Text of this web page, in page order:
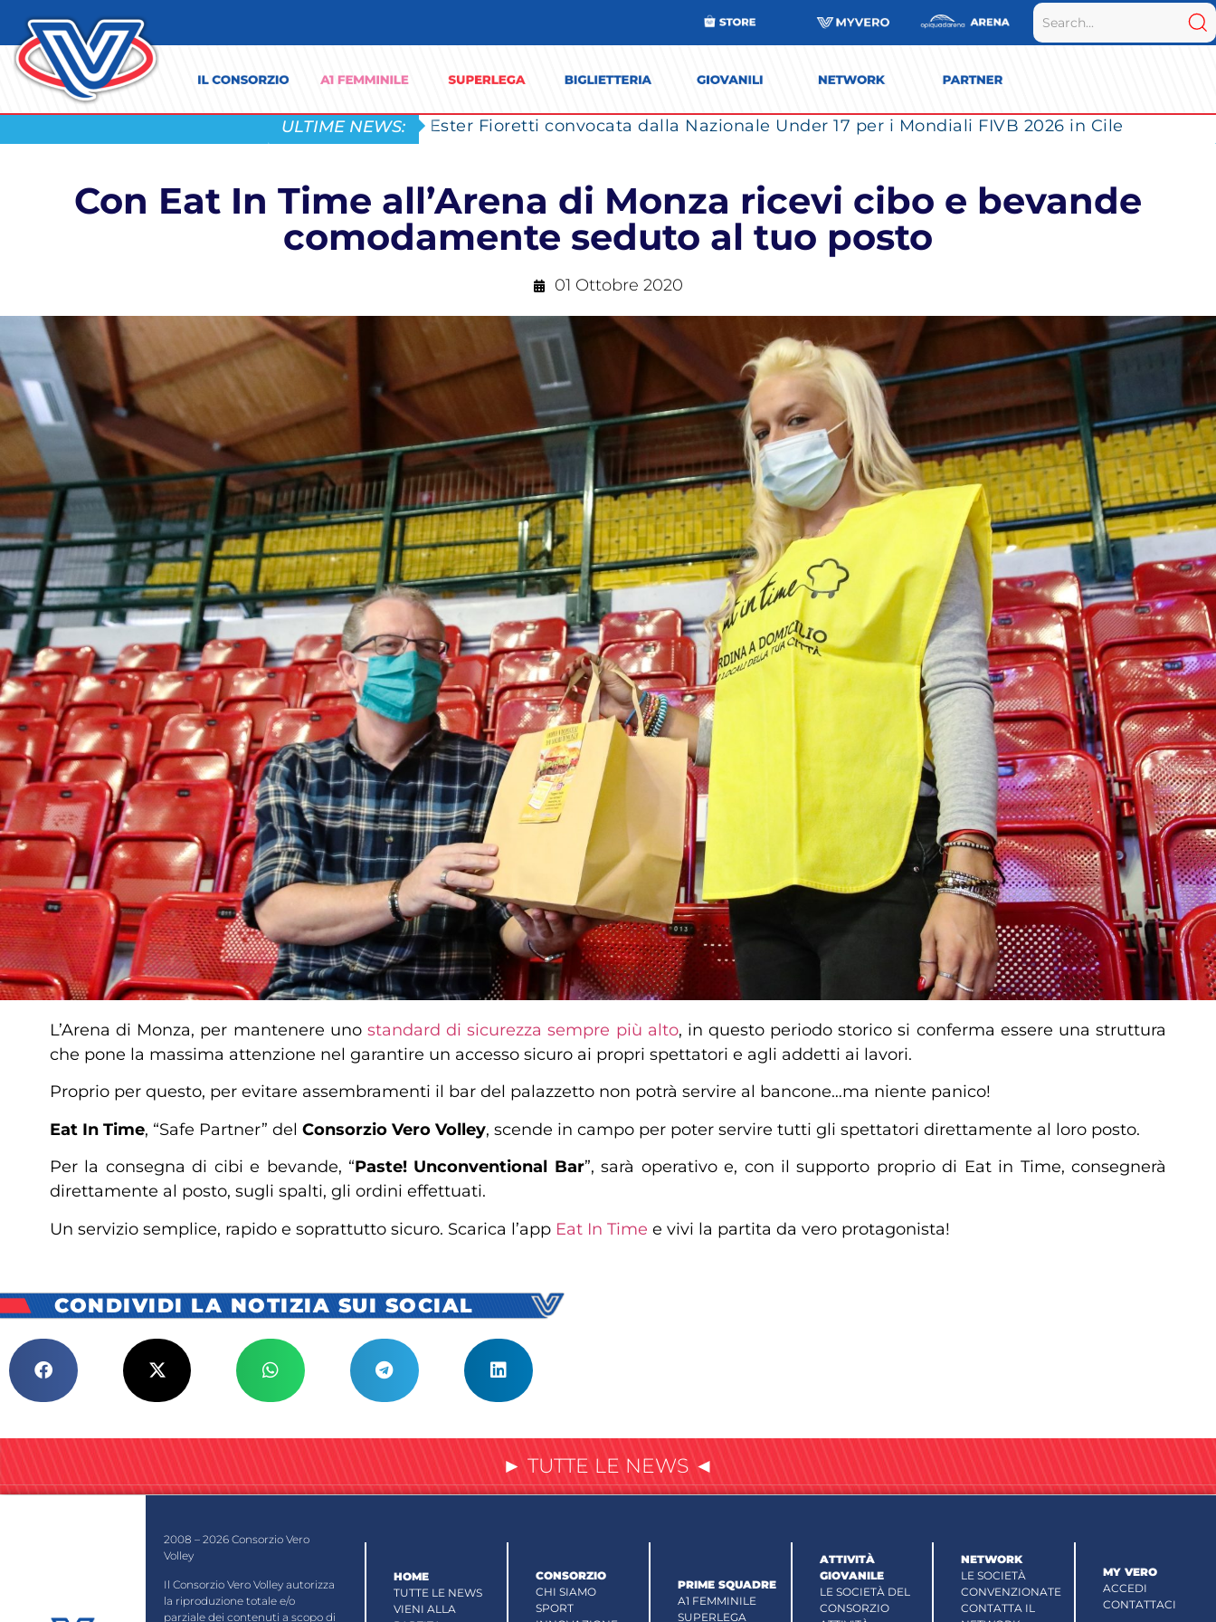
ULTIME NEWS: Ester Fioretti convocata dalla Nazionale Under 17 per i Mondiali FIVB 2026 in Cile
Con Eat In Time all’Arena di Monza ricevi cibo e bevande
comodamente seduto al tuo posto
01 Ottobre 2020
L’Arena di Monza, per mantenere uno standard di sicurezza sempre più alto, in questo periodo storico si conferma essere una struttura
che pone la massima attenzione nel garantire un accesso sicuro ai propri spettatori e agli addetti ai lavori.
Proprio per questo, per evitare assembramenti il bar del palazzetto non potrà servire al bancone…ma niente panico!
Eat In Time, “Safe Partner” del Consorzio Vero Volley, scende in campo per poter servire tutti gli spettatori direttamente al loro posto.
Per la consegna di cibi e bevande, “Paste! Unconventional Bar”, sarà operativo e, con il supporto proprio di Eat in Time, consegnerà
direttamente al posto, sugli spalti, gli ordini effettuati.
Un servizio semplice, rapido e soprattutto sicuro. Scarica l’app Eat In Time e vivi la partita da vero protagonista!
CONDIVIDI LA NOTIZIA SUI SOCIAL
► TUTTE LE NEWS ◄
2008 – 2026 Consorzio Vero
Volley
Il Consorzio Vero Volley autorizza
la riproduzione totale e/o
parziale dei contenuti a scopo di
HOME
TUTTE LE NEWS
VIENI ALLA
CONSORZIO
CHI SIAMO
SPORT
PRIME SQUADRE
A1 FEMMINILE
SUPERLEGA
ATTIVITÀ
GIOVANILE
LE SOCIETÀ DEL
CONSORZIO
NETWORK
LE SOCIETÀ
CONVENZIONATE
CONTATTA IL
MY VERO
ACCEDI
CONTATTACI